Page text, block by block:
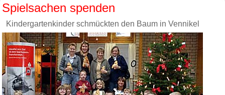
Spielsachen spenden
Kindergartenkinder schmückten den Baum in Vennikel